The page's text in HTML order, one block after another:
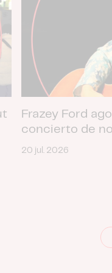
Frazey Ford
concierto de
20 jul. 2026